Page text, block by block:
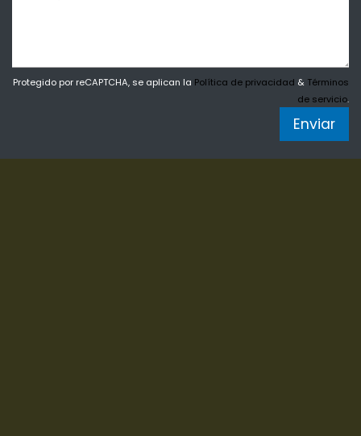
Protegido por reCAPTCHA, se aplican la Política de privacidad & Términos
de servicio.
Enviar